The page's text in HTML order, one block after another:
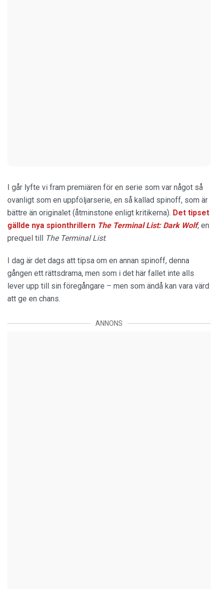
I går lyfte vi fram premiären för en serie som var något så
ovanligt som en uppföljarserie, en så kallad spinoff, som är
bättre än originalet (åtminstone enligt kritikerna). Det tipset
gällde nya spionthrillern The Terminal List: Dark Wolf, en
prequel till The Terminal List.
I dag är det dags att tipsa om en annan spinoff, denna
gången ett rättsdrama, men som i det här fallet inte alls
lever upp till sin föregångare – men som ändå kan vara värd
att ge en chans.
ANNONS